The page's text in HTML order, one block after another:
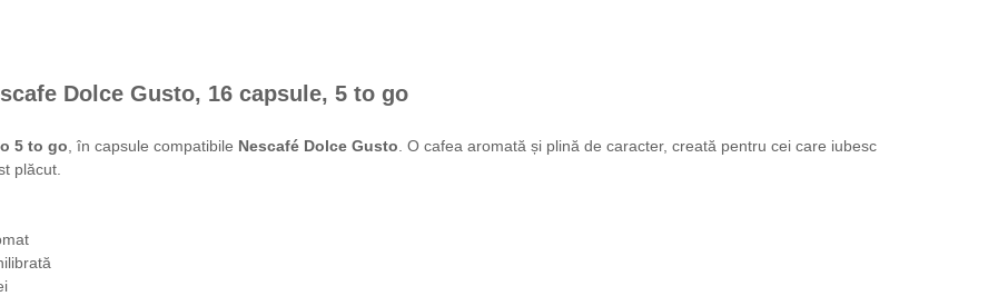
Dolce Gusto, 16 capsule, 5 to go
5 to go , în capsule compatibile Nescafé Dolce Gusto . O cafea aromată și plină de caracter, creată pentru cei care iubesc
plăcut.